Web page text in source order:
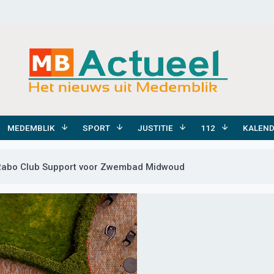
MEDEMBLIK SPORT JUSTITIE 112
Club Support voor Zwembad Midwoud